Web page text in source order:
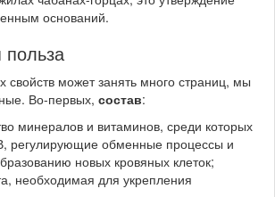
оснований.
свойств может занять много страниц, мы
Во-первых, состав:
минералов и витаминов, среди которых
регулирующие обменные процессы и
новых кровяных клеток;
, необходимая для укрепления